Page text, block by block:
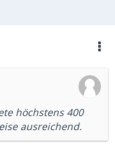
höchstens 400
ausreichend.